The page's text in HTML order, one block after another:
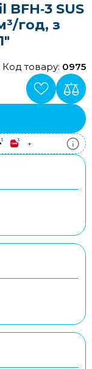
SUS
год, з
Код товару: 0975
3 3 +